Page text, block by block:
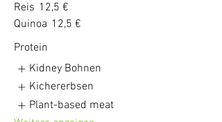
Reis 12,5 €
Quinoa 12,5 €
Protein
Kidney Bohnen
Kichererbsen
Plant-based meat